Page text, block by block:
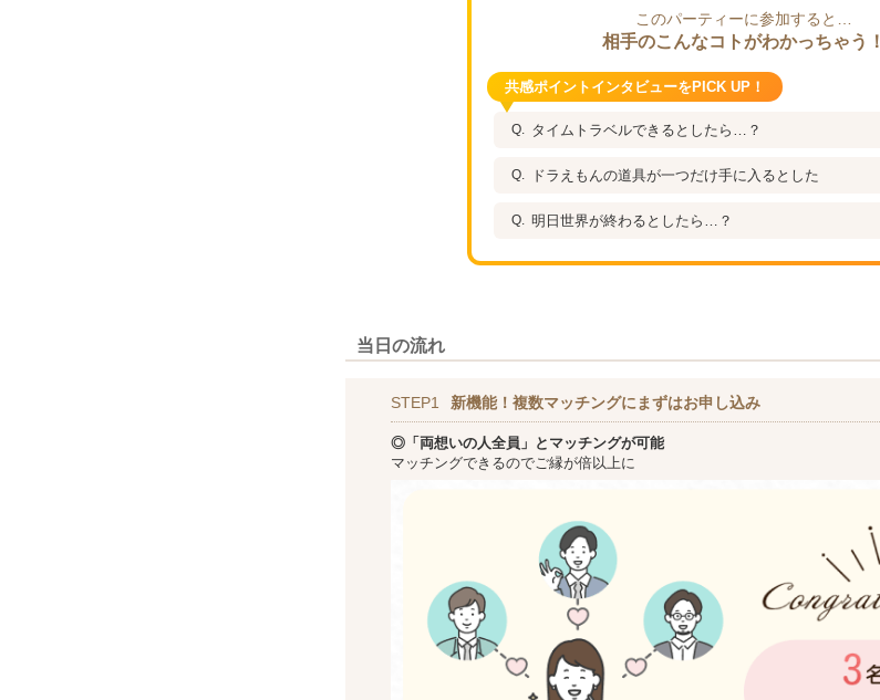
このパーティーに参加すると…
相手のこんなコトがわかっちゃう！
共感ポイントインタビューをPICK UP！
タイムトラベルできるとしたら…？
ドラえもんの道具が一つだけ手に入るとした
明日世界が終わるとしたら…？
当日の流れ
STEP1 新機能！複数マッチングにまずはお申し込み
◎「両想いの人全員」とマッチングが可能
マッチングできるのでご縁が倍以上に